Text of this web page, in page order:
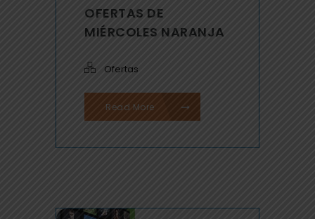
OFERTAS DE
MIÉRCOLES NARANJA
Ofertas
Read More